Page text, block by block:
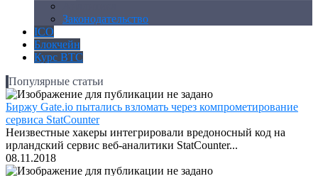
Законодательство
ICO
Блокчейн
Курс BTC
Популярные статьи
Биржу Gate.io пытались взломать через компрометирование
сервиса StatCounter
Неизвестные хакеры интегрировали вредоносный код на
ирландский сервис веб-аналитики StatCounter...
08.11.2018